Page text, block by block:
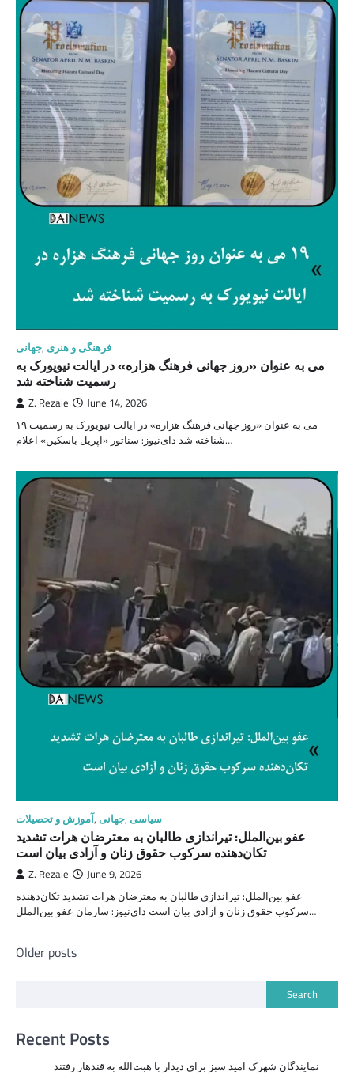
جهانی, فرهنگی و هنری
می به عنوان «روز جهانی فرهنگ هزاره» در ایالت نیویورک به
رسمیت شناخته شد
Z. Rezaie June 14, 2026
۱۹ می به عنوان «روز جهانی فرهنگ هزاره» در ایالت نیویورک به رسمیت
شناخته شد دای‌نیوز: سناتور «اپریل باسکین» اعلام…
آموزش و تحصیلات, جهانی, سیاسی
عفو بین‌الملل: تیراندازی طالبان به معترضان هرات تشدید
تکان‌دهنده سرکوب حقوق زنان و آزادی بیان است
Z. Rezaie June 9, 2026
عفو بین‌الملل: تیراندازی طالبان به معترضان هرات تشدید تکان‌دهنده
سرکوب حقوق زنان و آزادی بیان است دای‌نیوز: سازمان عفو بین‌الملل…
Posts
Older posts
Search
Recent Posts
نمايندگان شهرک امید سبز برای دیدار با هبت‌الله به قندهار رفتند